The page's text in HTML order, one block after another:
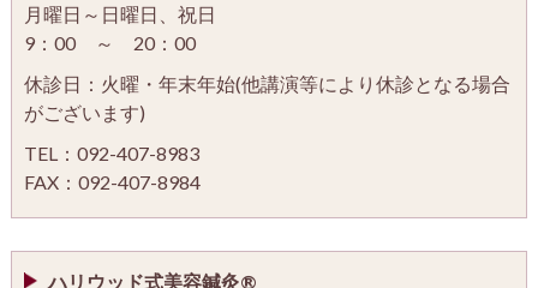
月曜日～日曜日、祝日
9：00 ～ 20：00
休診日：火曜・年末年始(他講演等により休診となる場合
がございます)
TEL：092-407-8983
FAX：092-407-8984
ハリウッド式美容鍼灸®